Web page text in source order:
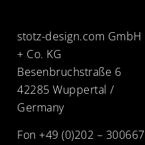
stotz-design.com GmbH
+ Co. KG
Besenbruchstraße 6
42285 Wuppertal /
Germany
Fon +49 (0)202 – 300667